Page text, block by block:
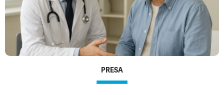
PRESA